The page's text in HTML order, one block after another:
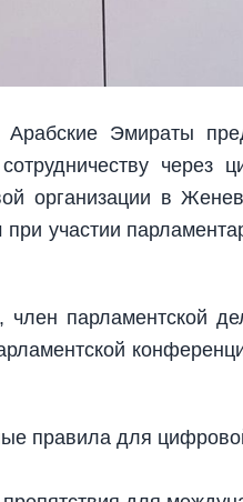
Эмираты
через
организации в
участии
парламентской
правила для